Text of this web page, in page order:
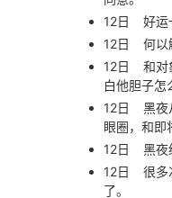
12日
好运
12日
何以
12日
和对
白他胆子怎
12日
黑夜
眼圈，和即
12日
黑夜
12日
很多
了。